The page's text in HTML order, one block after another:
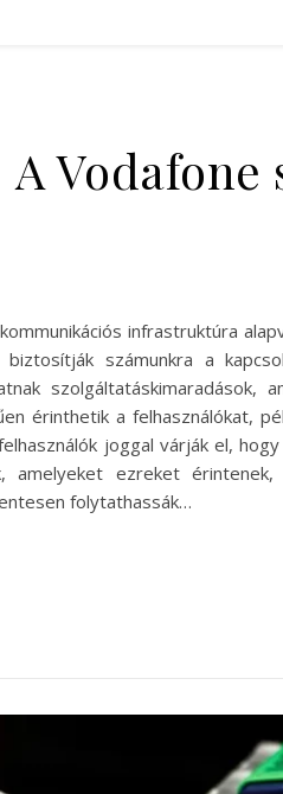
A
infrastruktúra
számunkra a
érinthetik a felhasználókat,
joggal várják el,
amelyeket ezreket
folytathassák…